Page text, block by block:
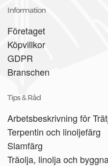
Information
Företaget
Köpvillkor
GDPR
Branschen
Tips & Råd
Arbetsbeskrivning för
Terpentin och linoljefärg
Slamfärg
Träolja, linolja och